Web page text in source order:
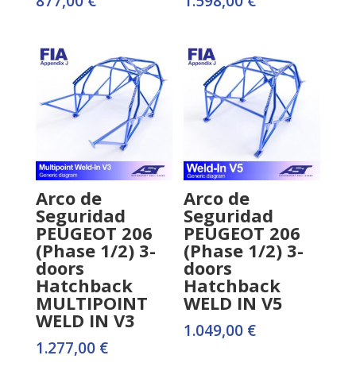
Arco de
Seguridad
PEUGEOT 206
(Phase 1/2) 3-
doors
Hatchback
MULTIPOINT
WELD IN V3
1.277,00 €
Arco de
Seguridad
PEUGEOT 206
(Phase 1/2) 3-
doors
Hatchback
WELD IN V5
1.049,00 €